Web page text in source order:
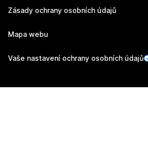
Zásady ochrany osobních údajů
Mapa webu
Vaše nastavení ochrany osobních údajů